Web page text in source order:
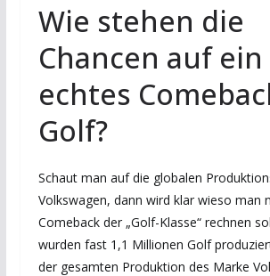
Wie stehen die
Chancen auf ein
echtes
Golf?
Schaut man auf die globalen
Volkswagen, dann wird klar wieso man
Comeback der „Golf-Klasse“ rechnen
wurden fast 1,1 Millionen Golf
der gesamten Produktion des Marke